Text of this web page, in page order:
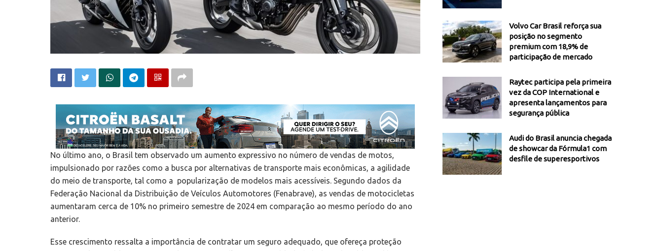
No último ano, o Brasil tem observado um aumento expressivo no número de vendas de motos,
impulsionado por razões como a busca por alternativas de transporte mais econômicas, a agilidade
do meio de transporte, tal como a popularização de modelos mais acessíveis. Segundo dados da
Federação Nacional da Distribuição de Veículos Automotores (Fenabrave), as vendas de motocicletas
aumentaram cerca de 10% no primeiro semestre de 2024 em comparação ao mesmo período do ano
anterior.
Esse crescimento ressalta a importância de contratar um seguro adequado, que ofereça proteção
Volvo Car Brasil reforça sua
posição no segmento
premium com 18,9% de
participação de mercado
Raytec participa pela primeira
vez da COP International e
apresenta lançamentos para
segurança pública
Audi do Brasil anuncia chegada
de showcar da Fórmula1 com
desfile de superesportivos